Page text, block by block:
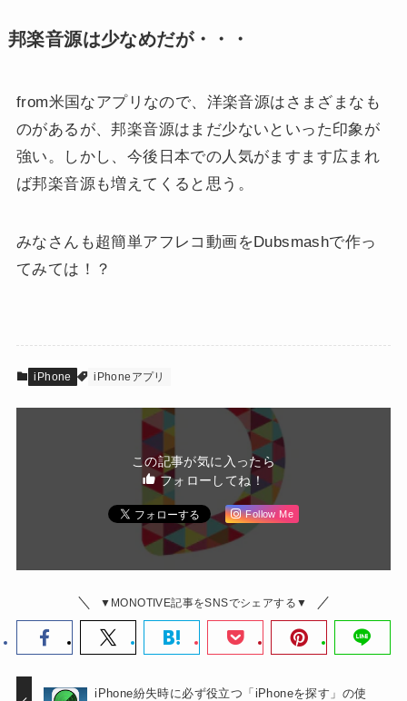
邦楽音源は少なめだが・・・
from米国なアプリなので、洋楽音源はさまざまなも
のがあるが、邦楽音源はまだ少ないといった印象が
強い。しかし、今後日本での人気がますます広まれ
ば邦楽音源も増えてくると思う。
みなさんも超簡単アフレコ動画をDubsmashで作っ
てみては！？
iPhone iPhoneアプリ
この記事が気に入ったら
フォローしてね！
Follow Me
▼MONOTIVE記事をSNSでシェアする▼
iPhone紛失時に必ず役立つ「iPhoneを探す」の使